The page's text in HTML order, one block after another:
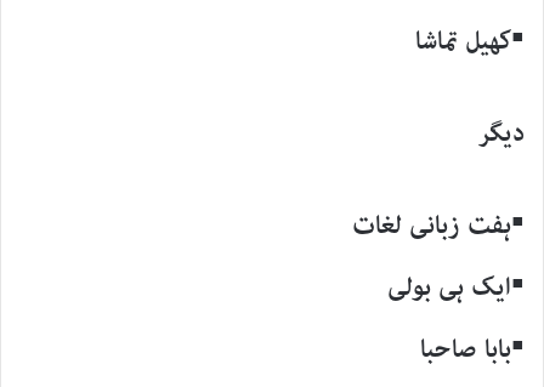
▪کھیل تماشا
دیگر
▪ہفت زبانی لغات
▪ایک ہی بولی
▪بابا صاحبا